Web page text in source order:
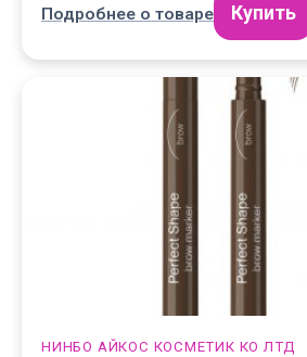
Подробнее о товаре Купить
НИНБО АЙКОС КОСМЕТИК КО ЛТД